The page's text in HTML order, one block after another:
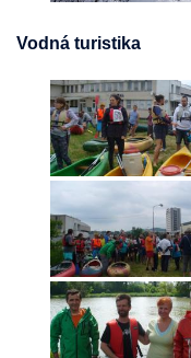
Vodná turistika